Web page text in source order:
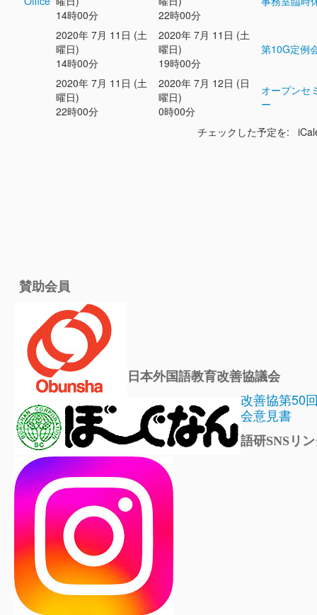
14時00分
22時00分
2020年 7月 11日 (土
曜日)
14時00分
2020年 7月 11日 (土
曜日)
19時00分
第10G定例
2020年 7月 11日 (土
曜日)
22時00分
2020年 7月 12日 (日
曜日)
0時00分
オープンセ
ー
チェックした予定を:
賛助会員
日本外国語教育改善協議会
改善協第50
会意見書
語研SNSリ